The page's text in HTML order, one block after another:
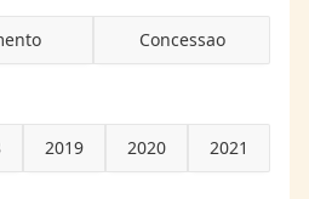
Concessao
2019 2020 2021